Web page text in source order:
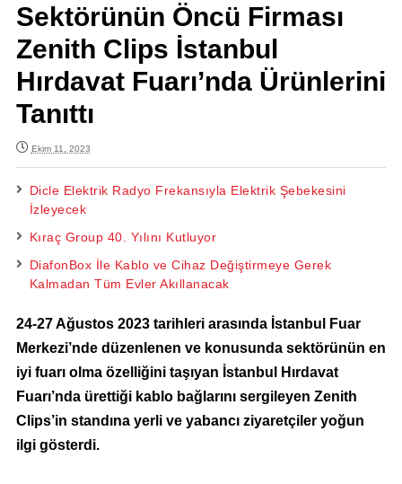
Sektörünün Öncü Firması
Zenith Clips İstanbul
Hırdavat Fuarı’nda Ürünlerini
Tanıttı
Ekim 11, 2023
Dicle Elektrik Radyo Frekansıyla Elektrik Şebekesini
İzleyecek
Kıraç Group 40. Yılını Kutluyor
DiafonBox İle Kablo ve Cihaz Değiştirmeye Gerek
Kalmadan Tüm Evler Akıllanacak
24-27 Ağustos 2023 tarihleri arasında İstanbul Fuar
Merkezi’nde düzenlenen ve konusunda sektörünün en
iyi fuarı olma özelliğini taşıyan İstanbul Hırdavat
Fuarı’nda ürettiği kablo bağlarını sergileyen Zenith
Clips’in standına yerli ve yabancı ziyaretçiler yoğun
ilgi gösterdi.